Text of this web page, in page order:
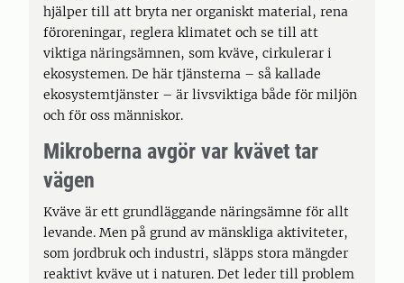
hjälper till att bryta ner organiskt material, rena
föroreningar, reglera klimatet och se till att
viktiga näringsämnen, som kväve, cirkulerar i
ekosystemen. De här tjänsterna – så kallade
ekosystemtjänster – är livsviktiga både för miljön
och för oss människor.
Mikroberna avgör var kvävet tar
vägen
Kväve är ett grundläggande näringsämne för allt
levande. Men på grund av mänskliga aktiviteter,
som jordbruk och industri, släpps stora mängder
reaktivt kväve ut i naturen. Det leder till problem